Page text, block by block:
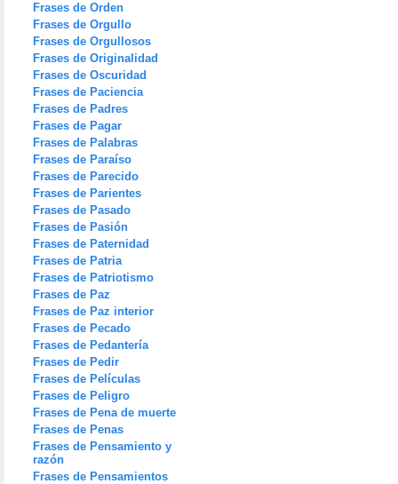
Frases de Orden
Frases de Orgullo
Frases de Orgullosos
Frases de Originalidad
Frases de Oscuridad
Frases de Paciencia
Frases de Padres
Frases de Pagar
Frases de Palabras
Frases de Paraíso
Frases de Parecido
Frases de Parientes
Frases de Pasado
Frases de Pasión
Frases de Paternidad
Frases de Patria
Frases de Patriotismo
Frases de Paz
Frases de Paz interior
Frases de Pecado
Frases de Pedantería
Frases de Pedir
Frases de Películas
Frases de Peligro
Frases de Pena de muerte
Frases de Penas
Frases de Pensamiento y
razón
Frases de Pensamientos